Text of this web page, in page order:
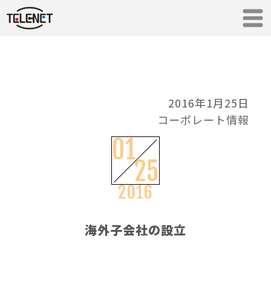
2016年1月25日
コーポレート情報
01
25
2016
海外子会社の設立